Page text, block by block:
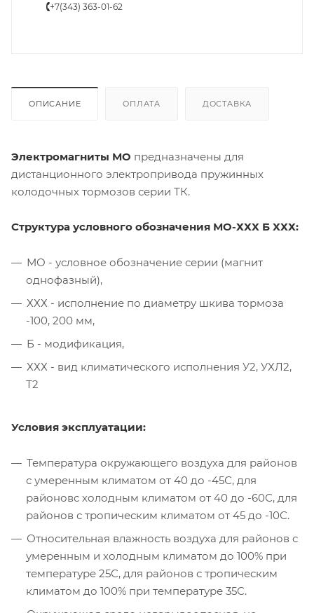
+7(343) 363-01-62
ОПИСАНИЕ ОПЛАТА ДОСТАВКА
Электромагниты МО предназначены для
дистанционного электропривода пружинных
колодочных тормозов серии ТК.
Структура условного обозначения МО-ХХХ Б ХХХ:
МО - условное обозначение серии (магнит
однофазный),
ХХХ - исполнение по диаметру шкива тормоза
-100, 200 мм,
Б - модификация,
ХХХ - вид климатического исполнения У2, УХЛ2,
Т2
Условия эксплуатации:
Температура окружающего воздуха для районов
с умеренным климатом от 40 до -45С, для
районовс холодным климатом от 40 до -60С, для
районов с тропическим климатом от 45 до -10С.
Относительная влажность воздуха для районов с
умеренным и холодным климатом до 100% при
температуре 25С, для районов с тропическим
климатом до 100% при температуре 35С.